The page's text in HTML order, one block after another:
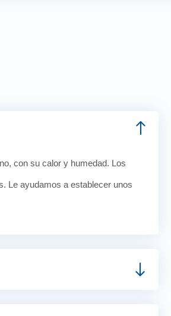
con su calor y humedad. Los
Le ayudamos a establecer unos